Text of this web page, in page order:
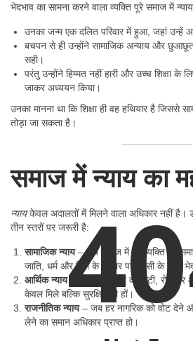
भेदभाव का सामना करने वाला व्यक्ति पूरे समाज में
उनका जन्म एक दलित परिवार में हुआ, जहां उन्हें
बचपन से ही उन्होंने सामाजिक अन्याय और
सही।
परंतु उन्होंने हिम्मत नहीं हारी और उच्च शिक्षा के
जाकर अध्ययन किया।
उनका मानना था कि शिक्षा ही वह हथियार है जिससे
तोड़ा जा सकता है।
समाज में न्याय का
न्यायकेवल अदालतों में मिलने वाला अधिकार नहीं
तीन स्तरों पर जरूरी है:
सामाजिक न्याय– जब समाज में हर व्यक्ति को
जाति, धर्म और लिंग के आधार पर किसी के साथ
आर्थिक न्याय– जब हर व्यक्ति को रोटी,
केवल मिले बल्कि सुरक्षित भी हों।
राजनीतिक न्याय– जब हर नागरिक को वोट देने
लेने का समान अधिकार प्राप्त हो।